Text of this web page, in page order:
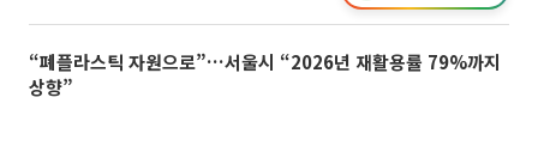
“폐플라스틱 자원으로”…서울시 “2026년 재활용률 79%까지
상향”